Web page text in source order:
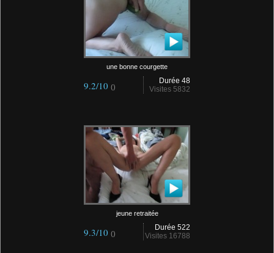
une bonne courgette
Durée 48
Visites 5832
9.2/10 ()
jeune retraitée
Durée 522
Visites 16788
9.3/10 ()